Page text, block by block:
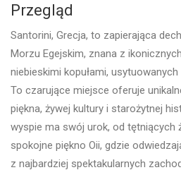
Przegląd
Santorini, Grecja, to zapierająca
Morzu Egejskim, znana z
niebieskimi kopułami,
To czarujące miejsce oferuje
piękna, żywej kultury i starożytnej
wyspie ma swój urok, od tętniących
spokojne piękno Oii, gdzie
z najbardziej spektakularnych